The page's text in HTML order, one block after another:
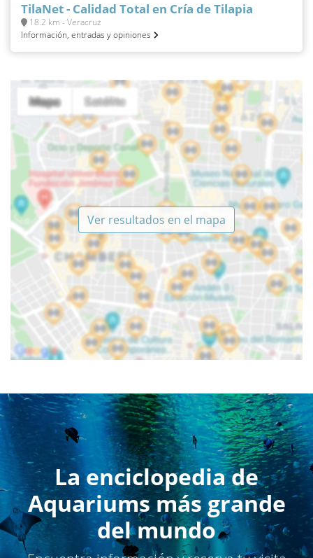
TilaNet - Calidad Total en Cría de Tilapia
18.2 km - Veracruz
Información, entradas y opiniones
Ver resultados en el mapa
La enciclopedia de
Aquariums más grande
del mundo